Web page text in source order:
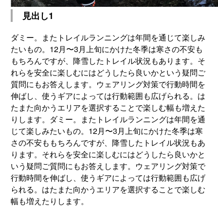
見出し1
ダミー。またトレイルランニングは年間を通じて楽しみ
たいもの。12月〜3月上旬にかけた冬季は寒さの不安も
もちろんですが、降雪したトレイル状況もあります。そ
れらを安全に楽しむにはどうしたら良いかという疑問ご
質問にもお答えします。ウェアリング対策で行動時間を
伸ばし、使うギアによっては行動範囲も広げられる。は
たまた向かうエリアを選択することで楽しむ幅も増えた
りします。ダミー。またトレイルランニングは年間を通
じて楽しみたいもの。12月〜3月上旬にかけた冬季は寒
さの不安ももちろんですが、降雪したトレイル状況もあ
ります。それらを安全に楽しむにはどうしたら良いかと
いう疑問ご質問にもお答えします。ウェアリング対策で
行動時間を伸ばし、使うギアによっては行動範囲も広げ
られる。はたまた向かうエリアを選択することで楽しむ
幅も増えたりします。